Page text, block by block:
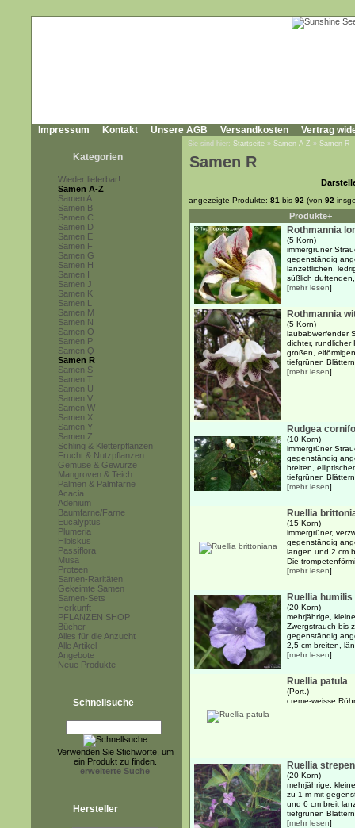
Impressum Kontakt Unsere AGB Versandkosten Vertrag
Kategorien
Wieder lieferbar!
Samen A-Z
Samen A
Samen B
Samen C
Samen D
Samen E
Samen F
Samen G
Samen H
Samen I
Samen J
Samen K
Samen L
Samen M
Samen N
Samen O
Samen P
Samen Q
Samen R
Samen S
Samen T
Samen U
Samen V
Samen W
Samen X
Samen Y
Samen Z
Schling & Kletterpflanzen
Frucht & Nutzpflanzen
Gemüse & Gewürze
Mangroven & Teich
Palmen & Palmfarne
Acacia
Adenium
Baumfarne/Farne
Eucalyptus
Plumeria
Hibiskus
Passiflora
Musa
Proteen
Samen-Raritäten
Gekeimte Samen
Samen-Sets
Herkunft
PFLANZEN SHOP
Bücher
Alles für die Anzucht
Alle Artikel
Angebote
Neue Produkte
Schnellsuche
Verwenden Sie Stichworte, um
ein Produkt zu finden.
erweiterte Suche
Hersteller
Sie sind hier: Startseite » Samen A-Z » Samen R
Samen R
angezeigte Produkte: 81 bis 92 (von 92
Produkte+
Rothmannia
(5 Korn)
immergrüner
gegenständig
lanzettlichen,
süßlich
[mehr lesen]
Rothmannia
(5 Korn)
laubabwerfender
dichter,
großen,
tiefgrünen
[mehr lesen]
Rudgea
(10 Korn)
immergrüner
gegenständig
breiten,
tiefgrünen
[mehr lesen]
Ruellia
(15 Korn)
immergrüner,
gegenständig
langen und 2 cm
Die
[mehr lesen]
Ruellia humilis
(20 Korn)
mehrjährige,
Zwergstrauch bis
gegenständig
2,5 cm breiten,
[mehr lesen]
Ruellia patula
(Port.)
creme-weisse
Ruellia
(20 Korn)
mehrjährige,
zu 1 m mit
und 6 cm breit
tiefgrünen
[mehr lesen]